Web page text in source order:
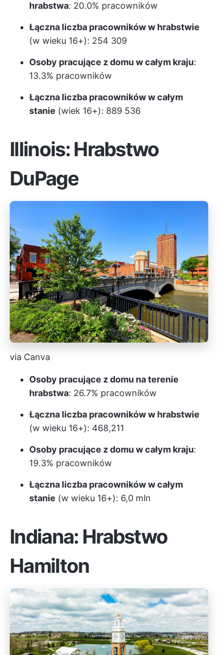
hrabstwa: 20.0% pracowników
Łączna liczba pracowników w hrabstwie
(w wieku 16+): 254 309
Osoby pracujące z domu w całym kraju:
13.3% pracowników
Łączna liczba pracowników w całym
stanie (wiek 16+): 889 536
Illinois: Hrabstwo
DuPage
via Canva
Osoby pracujące z domu na terenie
hrabstwa: 26.7% pracowników
Łączna liczba pracowników w hrabstwie
(w wieku 16+): 468,211
Osoby pracujące z domu w całym kraju:
19.3% pracowników
Łączna liczba pracowników w całym
stanie (w wieku 16+): 6,0 mln
Indiana: Hrabstwo
Hamilton